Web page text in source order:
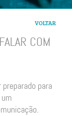
VOLTAR
COM
para